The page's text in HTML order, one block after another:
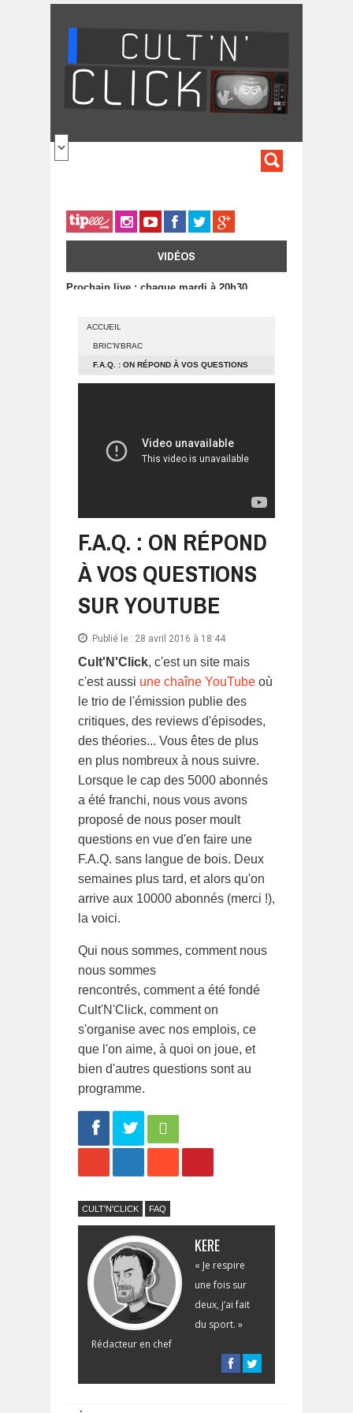
VIDÉOS
Prochain live : chaque mardi à 20h30
ACCUEIL
BRIC'N'BRAC
F.A.Q. : ON RÉPOND À VOS QUESTIONS
SUR YOUTUBE
F.A.Q. : ON RÉPOND
À VOS QUESTIONS
SUR YOUTUBE
Publié le : 28 avril 2016 à 18:44
Cult'N'Click, c'est un site mais
c'est aussi une chaîne YouTube où
le trio de l'émission publie des
critiques, des reviews d'épisodes,
des théories... Vous êtes de plus
en plus nombreux à nous suivre.
Lorsque le cap des 5000 abonnés
a été franchi, nous vous avons
proposé de nous poser moult
questions en vue d'en faire une
F.A.Q. sans langue de bois. Deux
semaines plus tard, et alors qu'on
arrive aux 10000 abonnés (merci !),
la voici.
Qui nous sommes, comment nous
nous sommes
rencontrés, comment a été fondé
Cult'N'Click, comment on
s'organise avec nos emplois, ce
que l'on aime, à quoi on joue, et
bien d'autres questions sont au
programme.
CULT'N'CLICK FAQ
KERE
« Je respire
une fois sur
deux, j’ai fait
du sport. »
Rédacteur en chef